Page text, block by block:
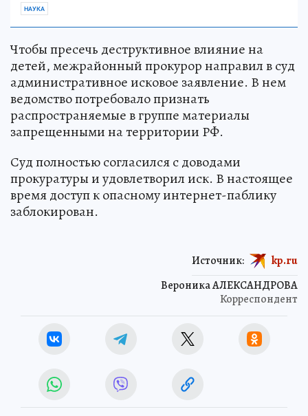
НАУКА
Чтобы пресечь деструктивное влияние на
детей, межрайонный прокурор направил в суд
административное исковое заявление. В нем
ведомство потребовало признать
распространяемые в группе материалы
запрещенными на территории РФ.
Суд полностью согласился с доводами
прокуратуры и удовлетворил иск. В настоящее
время доступ к опасному интернет-паблику
заблокирован.
Вероника АЛЕКСАНДРОВА
Корреспондент
Источник: kp.ru